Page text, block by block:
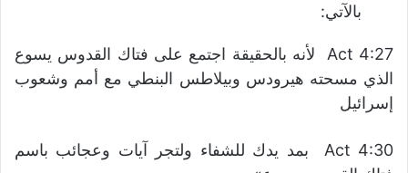
بالآتي:
Act 4:27 لأنه بالحقيقة اجتمع على فتاك القدوس يسوع
الذي مسحته هيرودس وبيلاطس البنطي مع أمم وشعوب
إسرائيل
Act 4:30 بمد يدك للشفاء ولتجر آيات وعجائب باسم